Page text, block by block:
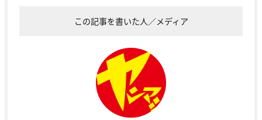
この記事を書いた人／メディア